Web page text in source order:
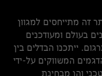
זה מתייחסים למגוון
בעולם ומעודכנים
ייתכנו הבדלים בין
המשווקים על-ידי